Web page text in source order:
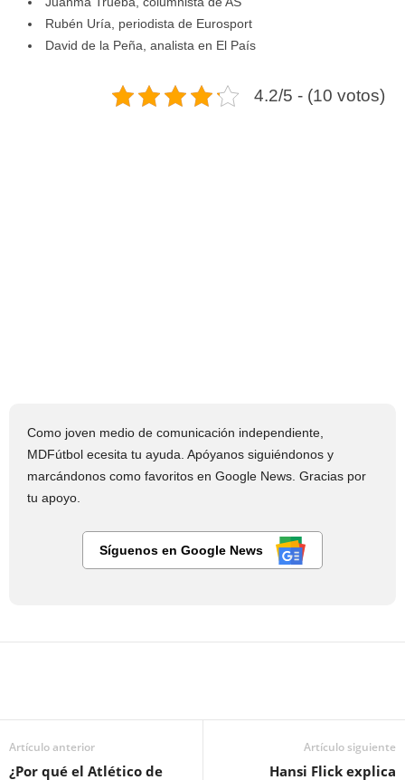
Rubén Uría, periodista de Eurosport
David de la Peña, analista en El País
4.2/5 - (10 votos)
Como joven medio de comunicación independiente,
MDFútbol ecesita tu ayuda. Apóyanos siguiéndonos y
marcándonos como favoritos en Google News. Gracias por
tu apoyo.
Síguenos en Google News
Artículo anterior
¿Por qué el Atlético de
Artículo siguiente
Hansi Flick explica